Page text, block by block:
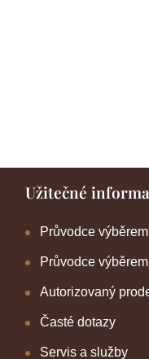
Užitečné
Průvodce
Průvodce
Autorizovaný
Časté dotazy
Servis a služby